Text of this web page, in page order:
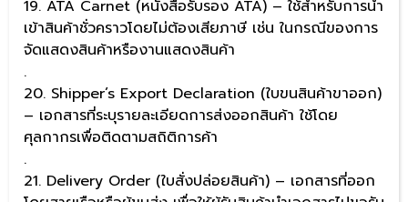
19. ATA Carnet (หนังสือรับรอง ATA) – ใช้สำหรับการนำ
เข้าสินค้าชั่วคราวโดยไม่ต้องเสียภาษี เช่น ในกรณีของการ
จัดแสดงสินค้าหรืองานแสดงสินค้า
.
20. Shipper’s Export Declaration (ใบขนสินค้าขาออก)
– เอกสารที่ระบุรายละเอียดการส่งออกสินค้า ใช้โดย
ศุลกากรเพื่อติดตามสถิติการค้า
.
21. Delivery Order (ใบสั่งปล่อยสินค้า) – เอกสารที่ออก